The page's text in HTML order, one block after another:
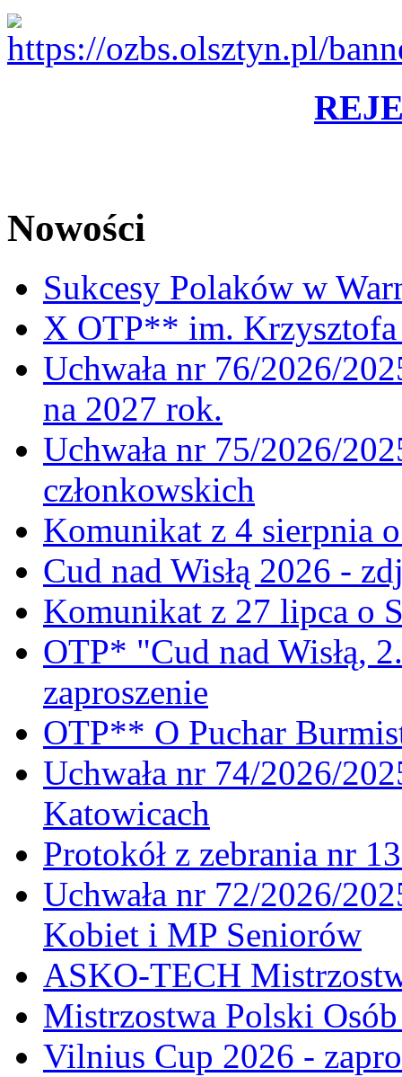
Nowości
Sukcesy Polaków w
X OTP** im. Krzysztofa
Uchwała nr 76/2026/
na 2027 rok.
Uchwała nr 75/2026/
członkowskich
Komunikat z 4 sierpnia
Cud nad Wisłą 2026 -
Komunikat z 27 lipca o
OTP* "Cud nad Wisłą,
zaproszenie
OTP** O Puchar
Uchwała nr 74/2026/
Katowicach
Protokół z zebrania nr
Uchwała nr 72/2026/
Kobiet i MP Seniorów
ASKO-TECH
Mistrzostwa Polski
Vilnius Cup 2026 -